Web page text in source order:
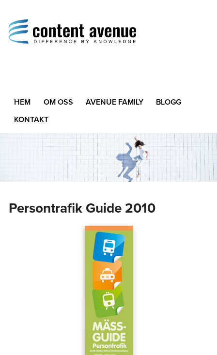
Difference by Knowledge
HEM OM OSS AVENUE FAMILY
BLOGG
KONTAKT
Persontrafik Guide 2010